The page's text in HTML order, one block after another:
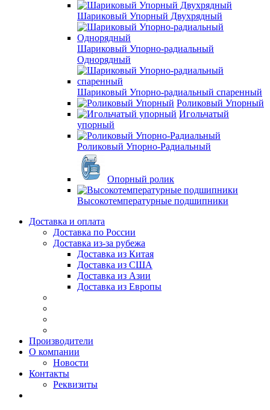
Шариковый Упорный Двухрядный
Шариковый Упорно-радиальный
Однорядный
Шариковый Упорно-радиальный спаренный
Роликовый Упорный
Игольчатый
упорный
Роликовый Упорно-Радиальный
Опорный ролик
Высокотемпературные подшипники
Доставка и оплата
Доставка по России
Доставка из-за рубежа
Доставка из Китая
Доставка из США
Доставка из Азии
Доставка из Европы
Производители
О компании
Новости
Контакты
Реквизиты